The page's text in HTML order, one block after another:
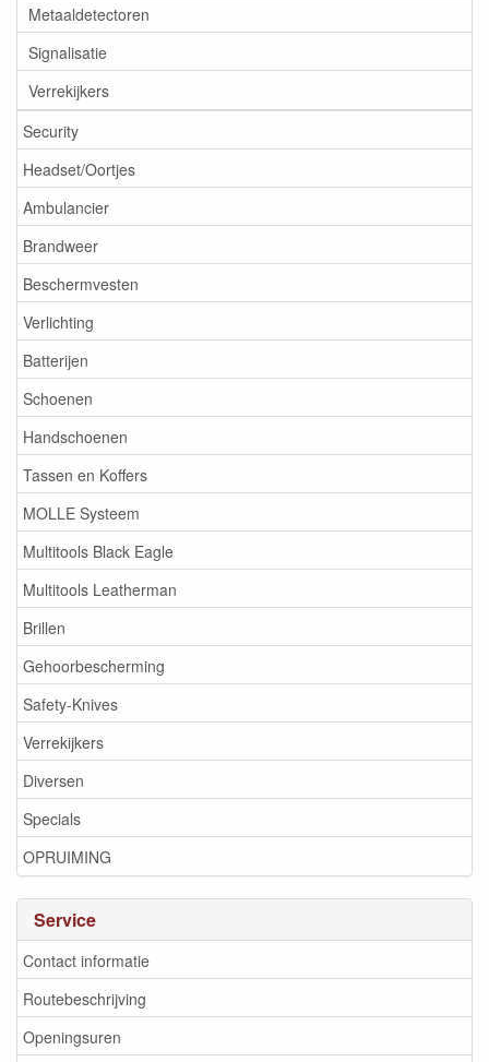
Metaaldetectoren
Signalisatie
Verrekijkers
Security
Headset/Oortjes
Ambulancier
Brandweer
Beschermvesten
Verlichting
Batterijen
Schoenen
Handschoenen
Tassen en Koffers
MOLLE Systeem
Multitools Black Eagle
Multitools Leatherman
Brillen
Gehoorbescherming
Safety-Knives
Verrekijkers
Diversen
Specials
OPRUIMING
Service
Contact informatie
Routebeschrijving
Openingsuren